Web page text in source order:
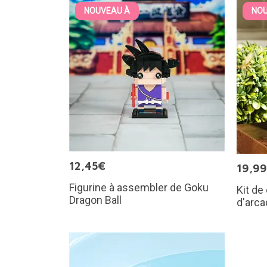
NOUVEAU À
12,45€
Figurine à assembler de Goku
Dragon Ball
Kit